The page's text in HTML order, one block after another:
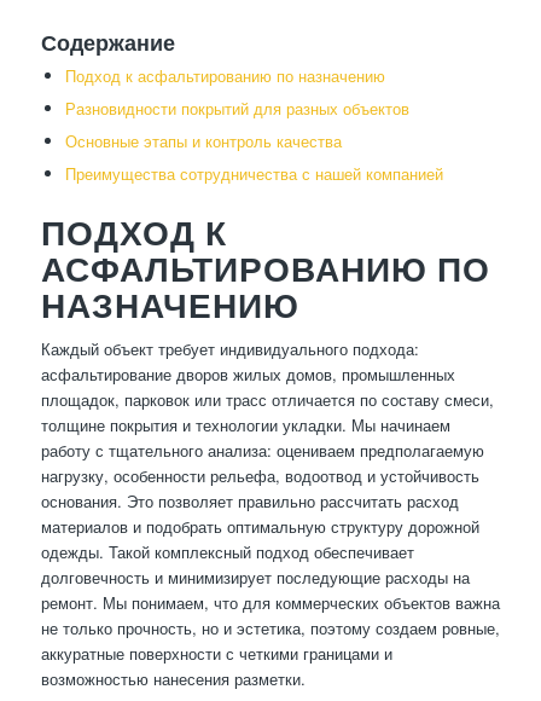
Содержание
Подход к асфальтированию по назначению
Разновидности покрытий для разных объектов
Основные этапы и контроль качества
Преимущества сотрудничества с нашей компанией
ПОДХОД К
АСФАЛЬТИРОВАНИЮ ПО
НАЗНАЧЕНИЮ
Каждый объект требует индивидуального подхода:
асфальтирование дворов жилых домов, промышленных
площадок, парковок или трасс отличается по составу смеси,
толщине покрытия и технологии укладки. Мы начинаем
работу с тщательного анализа: оцениваем предполагаемую
нагрузку, особенности рельефа, водоотвод и устойчивость
основания. Это позволяет правильно рассчитать расход
материалов и подобрать оптимальную структуру дорожной
одежды. Такой комплексный подход обеспечивает
долговечность и минимизирует последующие расходы на
ремонт. Мы понимаем, что для коммерческих объектов важна
не только прочность, но и эстетика, поэтому создаем ровные,
аккуратные поверхности с четкими границами и
возможностью нанесения разметки.